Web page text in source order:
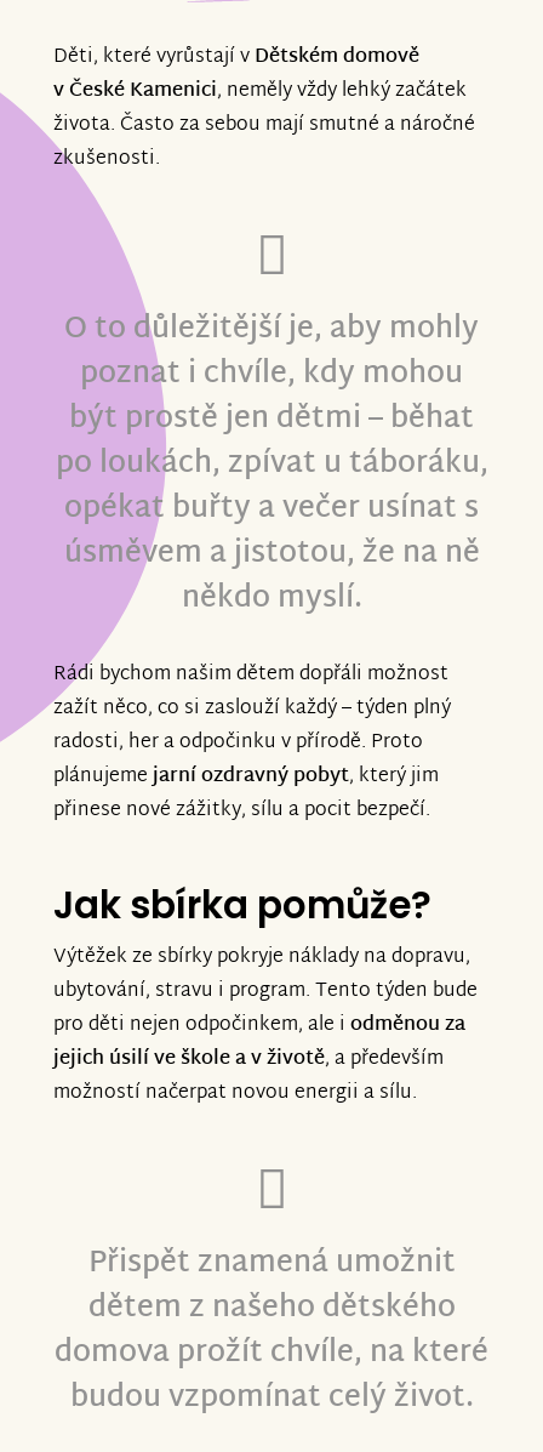
Děti, které vyrůstají vDětském domově
v České Kamenici, neměly vždy lehký začátek
života. Často za sebou mají smutné a náročné
zkušenosti.
O to důležitější je, aby mohly
poznat i chvíle, kdy mohou
být prostě jen dětmi – běhat
po loukách, zpívat u táboráku,
opékat buřty a večer usínat s
úsměvem a jistotou, že na ně
někdo myslí.
Rádi bychom našim dětem dopřáli možnost
zažít něco, co si zaslouží každý – týden plný
radosti, her a odpočinku v přírodě. Proto
plánujemejarní ozdravný pobyt, který jim
přinese nové zážitky, sílu a pocit bezpečí.
Jak sbírka pomůže?
Výtěžek ze sbírky pokryje náklady na dopravu,
ubytování, stravu i program. Tento týden bude
pro děti nejen odpočinkem, ale i odměnou za
jejich úsilí ve škole a v životě, a především
možností načerpat novou energii a sílu.
Přispět znamená umožnit
dětem z našeho dětského
domova prožít chvíle, na které
budou vzpomínat celý život.